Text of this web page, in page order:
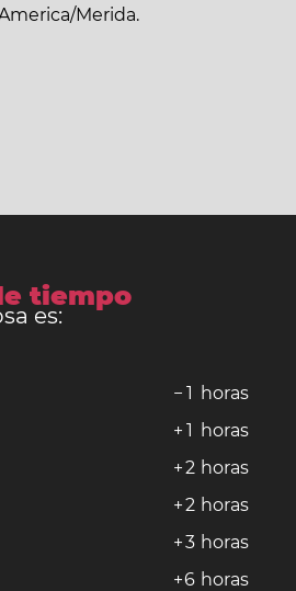
Merida.
tiempo
es:
− 1 horas
+ 1 horas
+2 horas
+2 horas
+3 horas
+6 horas